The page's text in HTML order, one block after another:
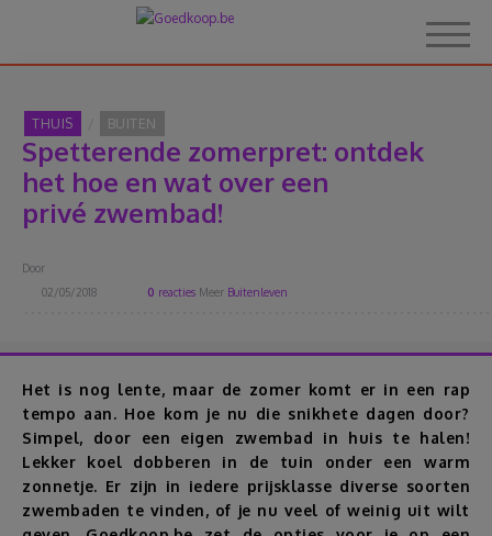
Home
Over Goedkoop.be
Hoe het werkt
Korting
Thema's
Reviews
THUIS BUITEN
Spetterende zomerpret: ontdek
het hoe en wat over een
privé zwembad!
Door
02/05/2018
0 reacties Meer Buitenleven
Het is nog lente, maar de zomer komt er in een rap
tempo aan. Hoe kom je nu die snikhete dagen door?
Simpel, door een eigen zwembad in huis te halen!
Lekker koel dobberen in de tuin onder een warm
zonnetje. Er zijn in iedere prijsklasse diverse soorten
zwembaden te vinden, of je nu veel of weinig uit wilt